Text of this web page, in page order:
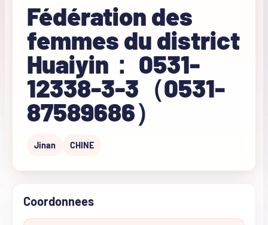
Fédération des
femmes du district
Huaiyin： 0531-
12338-3-3（0531-
87589686）
Jinan CHINE
Coordonnees